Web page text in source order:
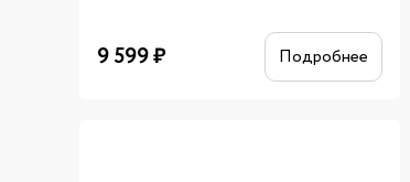
9 599₽ Подробнее